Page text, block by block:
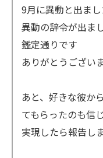
9月に異動と出ま
異動の辞令が出ま
鑑定通りです
ありがとうござい
あと、好きな彼か
てもらったのも信
実現したら報告し